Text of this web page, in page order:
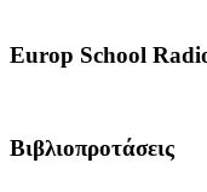
Europ School
Βιβλιοπροτάσεις